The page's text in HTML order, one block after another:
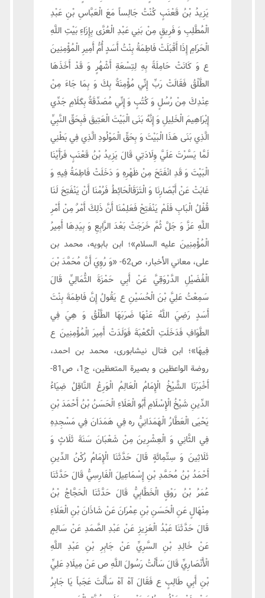
يَزِيدُ بْنُ قَعْنَبٍ‏ كُنْتُ جَالِساً مَعَ الْعَبَّاسِ بْنِ عَبْدِ
الْمُطَّلِبِ وَ فَرِيقٍ مِنْ بَنِي عَبْدِ الْعُزَّى بِإِزَاءِ بَيْتِ اللَّهِ
الْحَرَامِ إِذَا أَقْبَلَتْ فَاطِمَةُ بِنْتُ أَسَدٍ أُمُّ أَمِيرِ الْمُؤْمِنِينَ
ع وَ كَانَتْ حَامِلَةً بِهِ لِتِسْعَةِ أَشْهُرٍ وَ قَدْ أَخَذَهَا
الطَّلْقُ‏ فَقَالَتْ رَبِّ إِنِّي مُؤْمِنَةٌ بِكَ وَ بِمَا جَاءَ مِنْ
عِنْدِكَ مِنْ رُسُلٍ وَ كُتُبٍ وَ إِنِّي مُصَدِّقَةٌ بِكَلَامِ جَدِّي
إِبْرَاهِيمَ الْخَلِيلِ وَ إِنَّهُ بَنَى الْبَيْتَ الْعَتِيقَ فَبِحَقِّ النَّبِيِّ
الَّذِي بَنَى هَذَا الْبَيْتَ وَ بِحَقِّ الْمَوْلُودِ الَّذِي فِي بَطْنِي
لَمَّا يَسَّرْتَ عَلَيَّ وِلَادَتِي قَالَ يَزِيدُ بْنُ قَعْنَبٍ فَرَأَيْنَا
الْبَيْتَ وَ قَدِ انْفَتَحَ مِنْ ظَهْرِهِ وَ دَخَلَتْ فَاطِمَةُ فِيهِ وَ
غَابَتْ عَنْ أَبْصَارِنَا وَ الْتَزَقَ‏الْحَائِطُ فَرُمْنَا أَنْ‏ يَنْفَتِحَ‏ لَنَا
قُفْلُ‏ الْبَابِ‏ فَلَمْ يَنْفَتِحْ فَعَلِمْنَا أَنَّ ذَلِكَ أَمْرٌ مِنْ أَمْرِ
اللَّهِ عَزَّ وَ جَلَّ ثُمَّ خَرَجَتْ بَعْدَ الرَّابِعِ وَ بِيَدِهَا أَمِيرُ
الْمُؤْمِنِينَ علیه السلام»؛ ابن بابويه، محمد بن
على، معاني الأخبار، ص62- «وَ رُوِيَ أَنَّ مُحَمَّدَ بْنَ
الْفُضَيْلِ الدَّرْوَقِيَّ عَنْ أَبِي حَمْزَةَ الثُّمَالِيِّ قَالَ
سَمِعْتُ عَلِيَّ بْنَ الْحُسَيْنِ ع يَقُولُ‏ إِنَّ فَاطِمَةَ بِنْتَ
أَسَدٍ رَضِيَ اللَّهُ عَنْهَا ضَرَبَهَا الطَّلْقُ وَ هِيَ فِي
الطَّوَافِ فَدَخَلَتِ الْكَعْبَةَ فَوَلَدَتْ أَمِيرَ الْمُؤْمِنِينَ ع
فِيهَا»؛ ابن فتال نيشابورى، محمد بن احمد،
روضة الواعظين و بصيرة المتعظين، ج1، ص81-
أَخْبَرَنَا الشَّيْخُ الْإِمَامُ الْعَالِمُ الْوَرِعُ النَّاقِلُ ضِيَاءُ
الدِّينِ شَيْخُ الْإِسْلَامِ أَبُو الْعَلَاءِ الْحَسَنُ بْنُ أَحْمَدَ بْنِ
يَحْيَى الْعَطَّارُ الْهَمَدَانِيُّ ره فِي هَمَدَانَ فِي مَسْجِدِهِ
فِي الثَّانِي وَ الْعِشْرِينَ مِنْ شَعْبَانَ سَنَةَ ثَلَاثٍ وَ
ثَلَاثِينَ وَ سِتِّمِائَةٍ قَالَ حَدَّثَنَا الْإِمَامُ رُكْنُ الدِّينِ
أَحْمَدُ بْنُ مُحَمَّدِ بْنِ إِسْمَاعِيلَ الْفَارِسِيُّ قَالَ حَدَّثَنَا
عُمَرُ بْنُ رَوْقٍ الْخَطَّابِيُّ قَالَ حَدَّثَنَا الْحَجَّاجُ بْنُ
مِنْهَالٍ عَنِ الْحَسَنِ بْنِ عِمْرَانَ عَنْ شَاذَانَ بْنِ الْعَلَاءِ
قَالَ حَدَّثَنَا عَبْدُ الْعَزِيزِ عَنْ عَبْدِ الصَّمَدِ عَنْ سَالِمٍ
عَنْ خَالِدِ بْنِ السَّرِيِّ عَنْ جَابِرِ بْنِ عَبْدِ اللَّهِ
الْأَنْصَارِيِّ قَالَ‏ سَأَلْتُ رَسُولَ اللَّهِ ص عَنْ مِيلَادِ عَلِيِّ
بْنِ أَبِي طَالِبٍ ع فَقَالَ آهْ آهْ سَأَلْتَ عَجَباً يَا جَابِرُ